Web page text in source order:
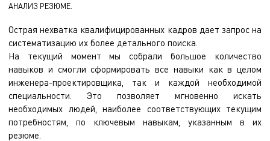
АНАЛИЗ РЕЗЮМЕ.
Острая нехватка квалифицированных кадров дает запрос на
систематизацию их более детального поиска.
На текущий момент мы собрали большое количество
навыков и смогли сформировать все навыки как в целом
инженера-проектировщика, так и каждой необходимой
специальности. Это позволяет мгновенно искать
необходимых людей, наиболее соответствующих текущим
потребностям, по ключевым навыкам, указанным в их
резюме.